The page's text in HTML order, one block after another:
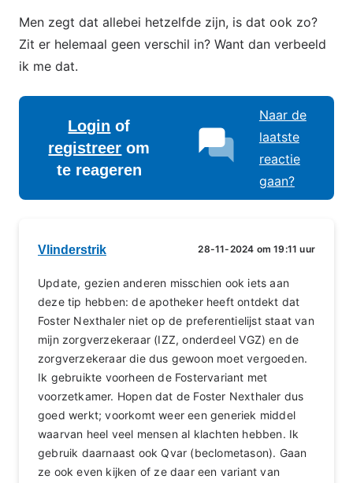
Men zegt dat allebei hetzelfde zijn, is dat ook zo?
Zit er helemaal geen verschil in? Want dan verbeeld
ik me dat.
Login of
registreer om
te reageren
Naar de
laatste
reactie
gaan?
Vlinderstrik 28-11-2024 om 19:11 uur
Update, gezien anderen misschien ook iets aan
deze tip hebben: de apotheker heeft ontdekt dat
Foster Nexthaler niet op de preferentielijst staat van
mijn zorgverzekeraar (IZZ, onderdeel VGZ) en de
zorgverzekeraar die dus gewoon moet vergoeden.
Ik gebruikte voorheen de Fostervariant met
voorzetkamer. Hopen dat de Foster Nexthaler dus
goed werkt; voorkomt weer een generiek middel
waarvan heel veel mensen al klachten hebben. Ik
gebruik daarnaast ook Qvar (beclometason). Gaan
ze ook even kijken of ze daar een variant van